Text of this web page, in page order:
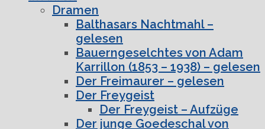
Dramen
Balthasars Nachtmahl –
gelesen
Bauerngeselchtes von Adam
Karrillon (1853 – 1938) – gelesen
Der Freimaurer – gelesen
Der Freygeist
Der Freygeist – Aufzüge
Der junge Goedeschal von